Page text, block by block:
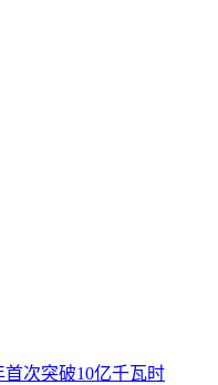
次突破10亿千瓦时